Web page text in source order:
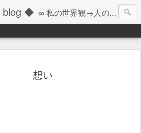
blog ◆ ∞ 私の世界観→人の記憶の彼方へと繋ぐツール ∞
想い